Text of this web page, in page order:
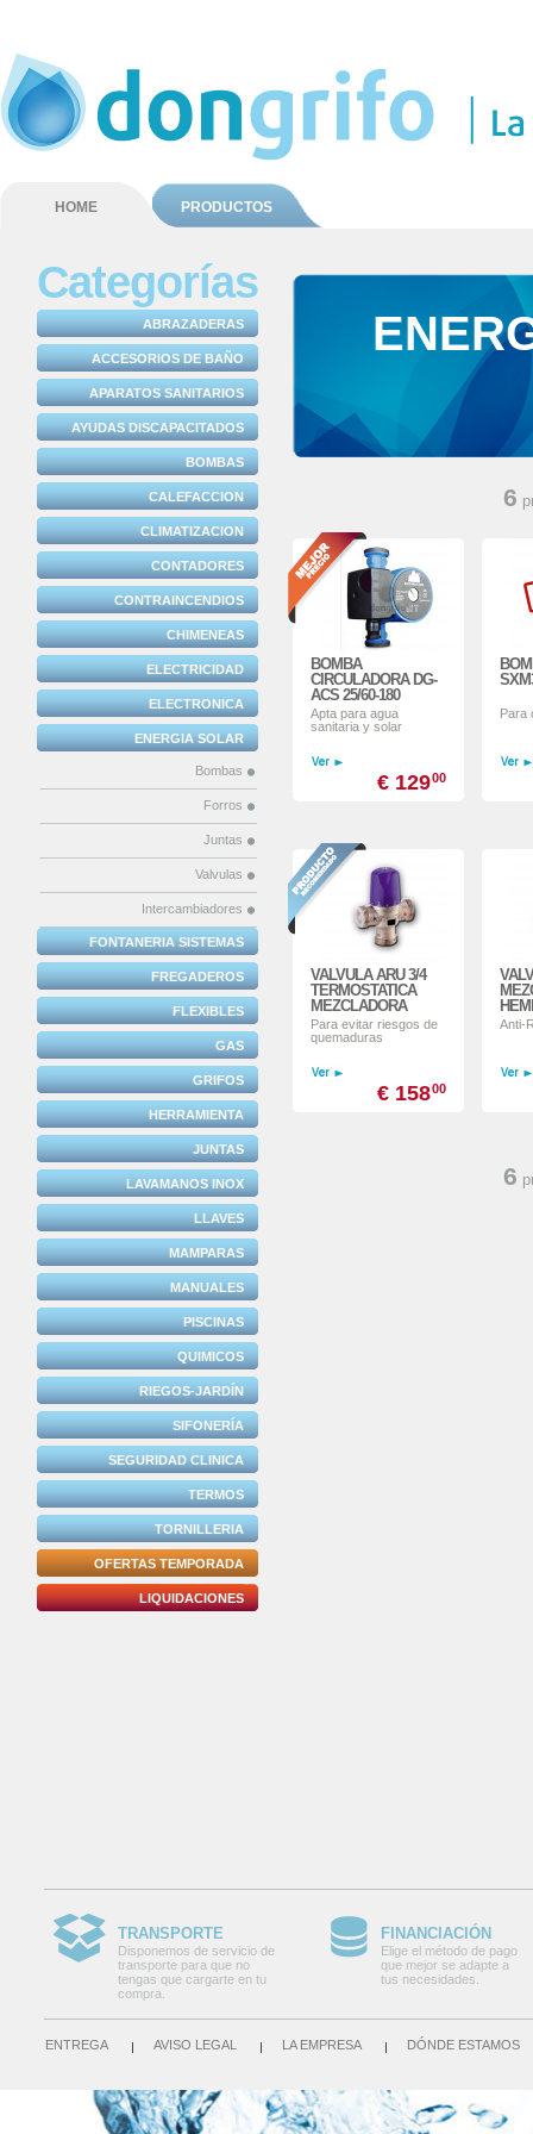
HOME PRODUCTOS
6
BOMBA
CIRCULADORA DG-
ACS 25/60-180
Apta para agua
sanitaria y solar
€ 12900
Para
VALVULA ARU 3/4
TERMOSTATICA
MEZCLADORA
Para evitar riesgos de
quemaduras
€ 15800
Anti-
6
Categorías
ABRAZADERAS
ACCESORIOS DE BAÑO
APARATOS SANITARIOS
AYUDAS DISCAPACITADOS
BOMBAS
CALEFACCION
CLIMATIZACION
CONTADORES
CONTRAINCENDIOS
CHIMENEAS
ELECTRICIDAD
ELECTRONICA
ENERGIA SOLAR
Bombas
Forros
Juntas
Valvulas
Intercambiadores
FONTANERIA SISTEMAS
FREGADEROS
FLEXIBLES
GAS
GRIFOS
HERRAMIENTA
JUNTAS
LAVAMANOS INOX
LLAVES
MAMPARAS
MANUALES
PISCINAS
QUIMICOS
RIEGOS-JARDÍN
SIFONERÍA
SEGURIDAD CLINICA
TERMOS
TORNILLERIA
OFERTAS TEMPORADA
LIQUIDACIONES
TRANSPORTE
Disponemos de servicio de
transporte para que no
tengas que cargarte en tu
compra.
FINANCIACIÓN
Elige el método de pago
que mejor se adapte a
tus necesidades.
ENTREGA AVISO LEGAL LA EMPRESA DÓNDE ESTAMOS